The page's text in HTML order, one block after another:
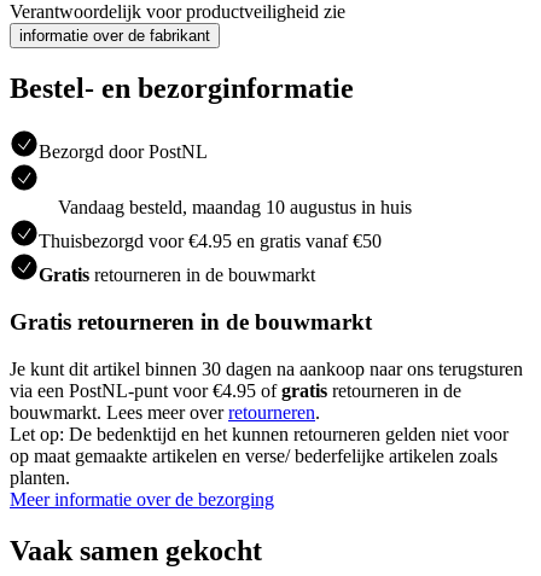
Verantwoordelijk voor productveiligheid zie
informatie over de fabrikant
Bestel- en bezorginformatie
Bezorgd door PostNL
Vandaag besteld, maandag 10 augustus in huis
Thuisbezorgd voor €4.95 en gratis vanaf €50
Gratis retourneren in de bouwmarkt
Gratis retourneren in de bouwmarkt
Je kunt dit artikel binnen 30 dagen na aankoop naar ons terugsturen
via een PostNL-punt voor €4.95 ofgratis retourneren in de
bouwmarkt. Lees meer overretourneren.
Let op: De bedenktijd en het kunnen retourneren gelden niet voor
op maat gemaakte artikelen en verse/ bederfelijke artikelen zoals
planten.
Meer informatie over de bezorging
Vaak samen gekocht